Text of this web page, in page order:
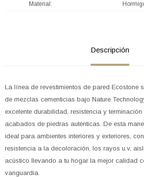
Material
Descripción
La línea de revestimientos de pared Ecostone
de mezclas cementicias bajo Nature
excelente durabilidad, resistencia y
acabados de piedras auténticas. De esta
ideal para ambientes interiores y exteriores,
resistencia a la decoloración, los rayos u.v,
acústico llevando a tu hogar la mejor calidad
vanguardia.